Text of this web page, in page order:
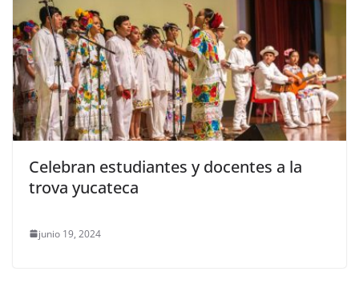
Celebran estudiantes y docentes a la
trova yucateca
junio 19, 2024